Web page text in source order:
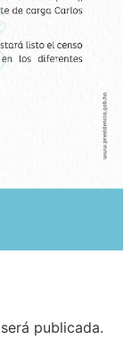
publicada.